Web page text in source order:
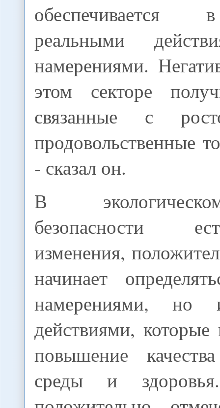
реальными
намерениями.
этом секторе
связанные с
продовольственные
- сказал он.
В
безопасности
изменения,
начинает
намерениями, но
действиями,
повышение
среды и